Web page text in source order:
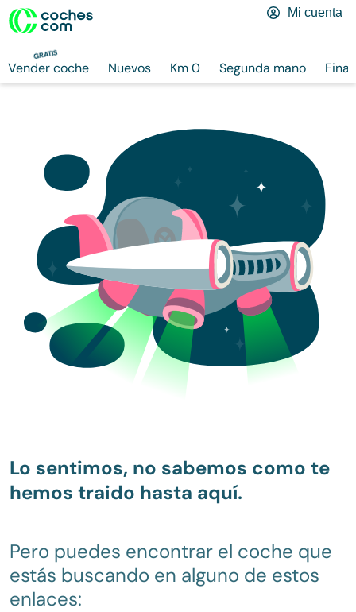
GRATIS
Vender coche Nuevos Km 0 Segunda mano
Mi cuenta
Lo sentimos, no sabemos como te
hemos traido hasta aquí.
Pero puedes encontrar el coche que
estás buscando en alguno de estos
enlaces: